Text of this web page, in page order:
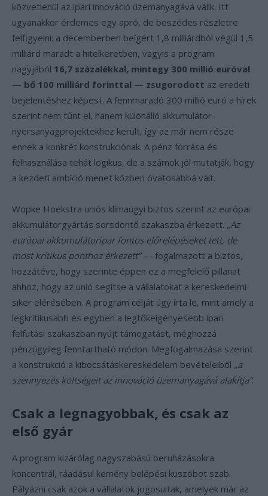
közvetlenül az ipari innováció üzemanyagává válik. Itt
ugyanakkor érdemes egy apró, de beszédes részletre
felfigyelni: a decemberben beígért 1,8 milliárdból végül 1,5
milliárd maradt a hitelkeretben, vagyis a program
nagyjából 16,7 százalékkal, mintegy 300 millió euróval
— bő 100 milliárd forinttal — zsugorodott az eredeti
bejelentéshez képest. A fennmaradó 300 millió euró a hírek
szerint nem tűnt el, hanem különálló akkumulátor-
nyersanyagprojektekhez került, így az már nem része
ennek a konkrét konstrukciónak. A pénz forrása és
felhasználása tehát logikus, de a számok jól mutatják, hogy
a kezdeti ambíció menet közben óvatosabbá vált.
Wopke Hoekstra uniós klímaügyi biztos szerint az európai
akkumulátorgyártás sorsdöntő szakaszba érkezett. „Az
európai akkumulátoripar fontos előrelépéseket tett, de
most kritikus ponthoz érkezett”— fogalmazott a biztos,
hozzátéve, hogy szerinte éppen ez a megfelelő pillanat
ahhoz, hogy az unió segítse a vállalatokat a kereskedelmi
siker elérésében. A program célját úgy írta le, mint amely a
legkritikusabb és egyben a legtőkeigényesebb ipari
felfutási szakaszban nyújt támogatást, méghozzá
pénzügyileg fenntartható módon. Megfogalmazása szerint
a konstrukció a kibocsátáskereskedelem bevételeiből „a
szennyezés költségeit az innováció üzemanyagává alakítja”.
Csak a legnagyobbak, és csak az
első gyár
A program kizárólag nagyszabású beruházásokra
koncentrál, ráadásul kemény belépési küszöböt szab.
Pályázni csak azok a vállalatok jogosultak, amelyek már az